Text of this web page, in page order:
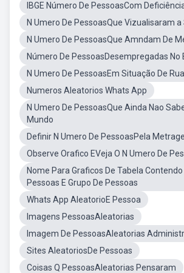
IBGE Número De PessoasCom
N Umero De PessoasQue Vizualisaram
N Umero De PessoasQue Amndam De
Número De PessoasDesempregadas No
N Umero De PessoasEm Situação De
Numeros Aleatorios Whats App
N Umero De PessoasQue Ainda Nao
Mundo
Definir N Umero De PessoasPela
Observe Orafico EVeja O N Umero De
Nome Para Graficos De Tabela
Pessoas E Grupo De Pessoas
Whats App AleatorioE Pessoa
Imagens PessoasAleatorias
Imagem De PessoasAleatorias
Sites AleatoriosDe Pessoas
Coisas Q PessoasAleatorias Pensaram